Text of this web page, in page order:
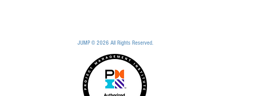
JUMP © 2026 All Rights Reserved.